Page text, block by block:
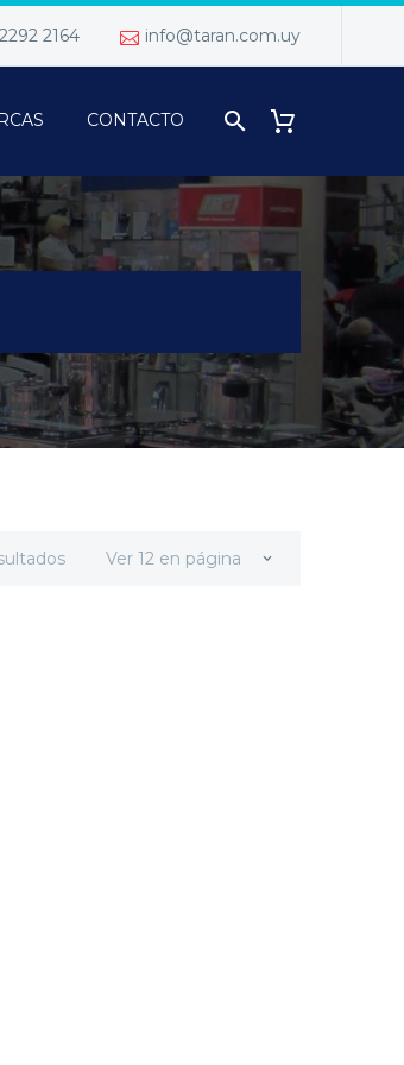
2292 2164 info@taran.com.uy
CONTACTO
Ver 12 en página